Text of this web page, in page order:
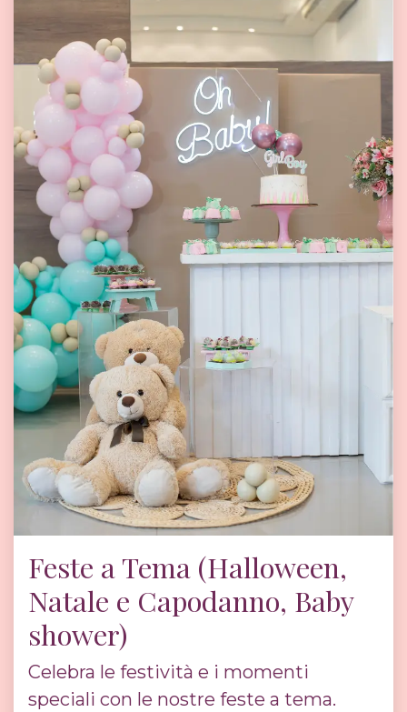
Feste a Tema (Halloween,
Natale e Capodanno, Baby
shower)
Celebra le festività e i momenti
speciali con le nostre feste a tema.